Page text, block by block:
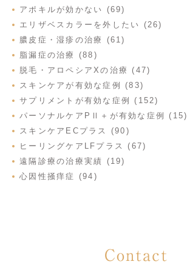
アポキルが効かない (69)
エリザベスカラーを外したい (26)
膿皮症・湿疹の治療 (61)
脂漏症の治療 (88)
脱毛・アロペシアXの治療 (47)
スキンケアが有効な症例 (83)
サプリメントが有効な症例 (152)
パーソナルケアPⅡ＋が有効な症例 (15)
スキンケアECプラス (90)
ヒーリングケアLFプラス (67)
遠隔診療の治療実績 (19)
心因性掻痒症 (94)
Contact